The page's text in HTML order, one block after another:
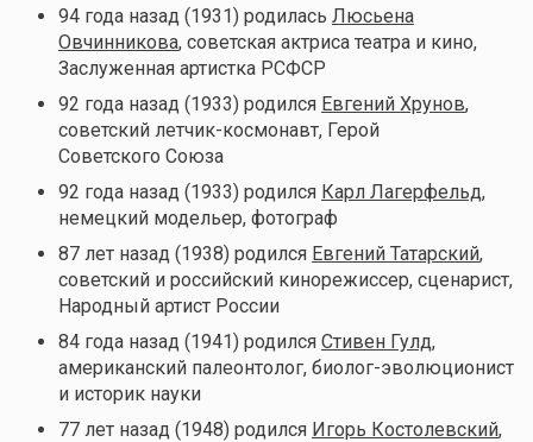
94 года назад (1931) родилась Люсьена
Овчинникова, советская актриса театра и кино,
Заслуженная артистка РСФСР
92 года назад (1933) родился Евгений Хрунов,
советский летчик-космонавт, Герой
Советского Союза
92 года назад (1933) родился Карл Лагерфельд,
немецкий модельер, фотограф
87 лет назад (1938) родился Евгений Татарский,
советский и российский кинорежиссер, сценарист,
Народный артист России
84 года назад (1941) родился Стивен Гулд,
американский палеонтолог, биолог-эволюционист
и историк науки
77 лет назад (1948) родился Игорь Костолевский,